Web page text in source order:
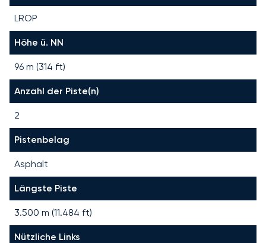
LROP
Höhe ü. NN
96 m (314 ft)
Anzahl der Piste(n)
2
Pistenbelag
Asphalt
Längste Piste
3.500 m (11.484 ft)
Nützliche Links